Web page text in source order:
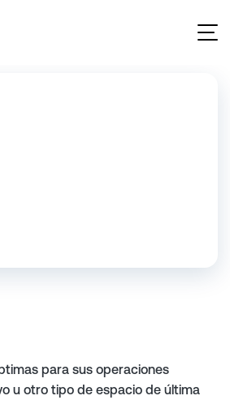
para sus operaciones
u otro tipo de espacio de última